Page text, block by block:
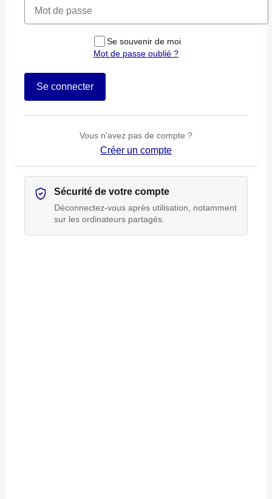
Se souvenir de moi
Mot de passe oublié ?
Se connecter
Vous n'avez pas de compte ?
Créer un compte
Sécurité de votre compte
Déconnectez-vous après utilisation, notamment
sur les ordinateurs partagés.